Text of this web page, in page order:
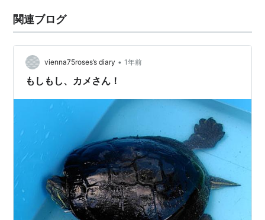
関連ブログ
vienna75roses’s diary • 1年前
もしもし、カメさん！